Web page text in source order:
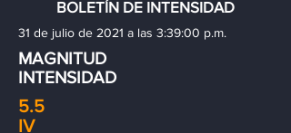
BOLETÍN DE INTENSIDAD
31 de julio de 2021 a las 3:39:00 p.m.
MAGNITUD
INTENSIDAD
5.5
IV